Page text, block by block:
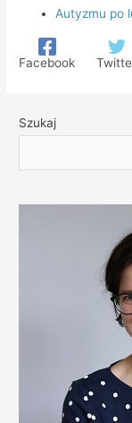
Autyzmu po
Facebook
Szukaj